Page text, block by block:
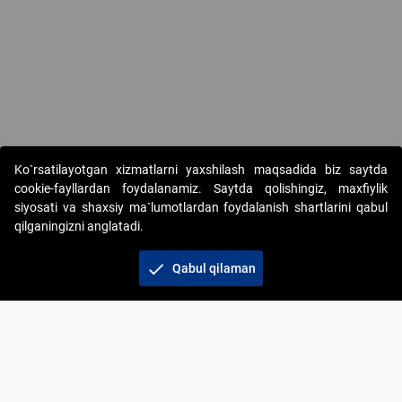
Copyright © 2017-2026. "Elektron onlayn-auksionlarni
tashkil etish" AJ. Barcha huquqlar himoyalangan
Ko`rsatilayotgan xizmatlarni yaxshilash maqsadida biz saytda
cookie-fayllardan foydalanamiz. Saytda qolishingiz, maxfiylik
siyosati va shaxsiy ma`lumotlardan foydalanish shartlarini qabul
qilganingizni anglatadi.
check Qabul qilaman